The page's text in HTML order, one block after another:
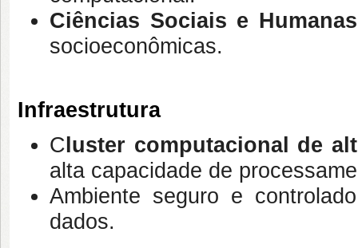
Ciências Sociais e Humanas
socioeconômicas.
Infraestrutura
C luster computacional de
alta capacidade de
Ambiente seguro e
dados.